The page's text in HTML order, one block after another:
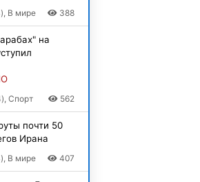
В мире 388
на
Спорт 562
почти 50
Ирана
В мире 407